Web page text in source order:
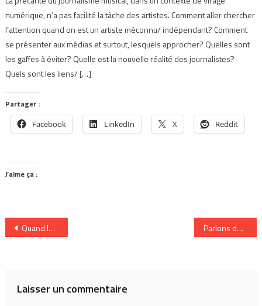
numérique, n’a pas facilité la tâche des artistes. Comment aller chercher
l’attention quand on est un artiste méconnu/ indépendant? Comment
se présenter aux médias et surtout, lesquels approcher? Quelles sont
les gaffes à éviter? Quelle est la nouvelle réalité des journalistes?
Quels sont les liens/ […]
Partager :
Facebook LinkedIn X Reddit
J’aime ça :
Navigation
Quand le show devient business Parlons de socio-financement avec ceux qui s’en servent
Laisser un commentaire